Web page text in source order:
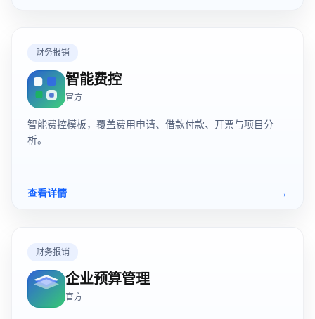
财务报销
智能费控
官方
智能费控模板，覆盖费用申请、借款付款、开票与项目分
析。
查看详情 →
财务报销
企业预算管理
官方